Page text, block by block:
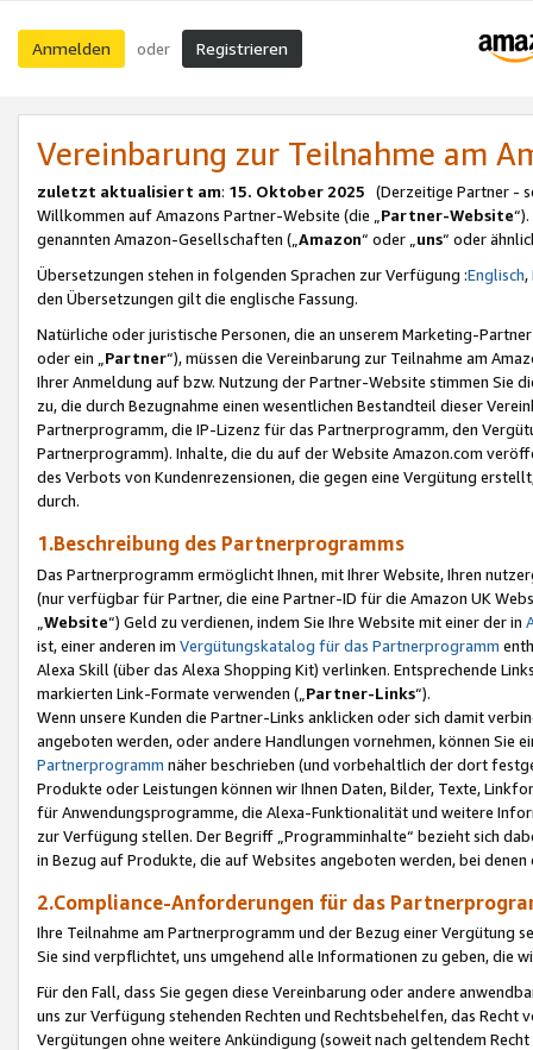
Anmelden oder Registrieren
Vereinbarung zur Teilnahme am
zuletzt aktualisiert am: 15. Oktober 2025 (Derzeitige Partner -
Willkommen auf Amazons Partner-Website (die „Partner-Website
genannten Amazon-Gesellschaften („Amazon“ oder „uns“ oder
Übersetzungen stehen in folgenden Sprachen zur Verfügung :Englisch,
den Übersetzungen gilt die englische Fassung.
Natürliche oder juristische Personen, die an unserem Marketing-
oder ein „Partner“), müssen die Vereinbarung zur Teilnahme am
Ihrer Anmeldung auf bzw. Nutzung der Partner-Website stimmen Sie
zu, die durch Bezugnahme einen wesentlichen Bestandteil dieser
Partnerprogramm, die IP-Lizenz für das Partnerprogramm, den
Partnerprogramm). Inhalte, die du auf der Website Amazon.com
des Verbots von Kundenrezensionen, die gegen eine Vergütung
durch.
1.Beschreibung des Partnerprogramms
Das Partnerprogramm ermöglicht Ihnen, mit Ihrer Website, Ihren
(nur verfügbar für Partner, die eine Partner-ID für die Amazon UK
Website“) Geld zu verdienen, indem Sie Ihre Website mit einer der in
ist, einer anderen im Vergütungskatalog für das Partnerprogramm
Alexa Skill (über das Alexa Shopping Kit) verlinken. Entsprechende
markierten Link-Formate verwenden („ Partner-Links“).
Wenn unsere Kunden die Partner-Links anklicken oder sich damit
angeboten werden, oder andere Handlungen vornehmen, können Sie
Partnerprogramm näher beschrieben (und vorbehaltlich der dort
Produkte oder Leistungen können wir Ihnen Daten, Bilder, Texte,
für Anwendungsprogramme, die Alexa-Funktionalität und weitere
zur Verfügung stellen. Der Begriff „Programminhalte“ bezieht sich
in Bezug auf Produkte, die auf Websites angeboten werden, bei
2.Compliance-Anforderungen für das
Ihre Teilnahme am Partnerprogramm und der Bezug einer Vergütung
Sie sind verpflichtet, uns umgehend alle Informationen zu geben, die
Für den Fall, dass Sie gegen diese Vereinbarung oder andere
uns zur Verfügung stehenden Rechten und Rechtsbehelfen, das
Vergütungen ohne weitere Ankündigung (soweit nach geltendem